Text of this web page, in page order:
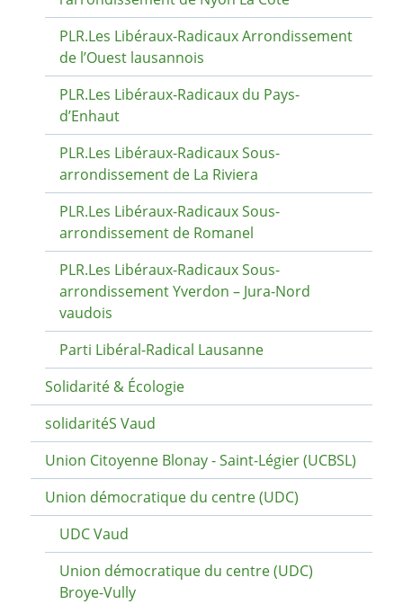
PLR.Les Libéraux-Radicaux Arrondissement
de l’Ouest lausannois
PLR.Les Libéraux-Radicaux du Pays-
d’Enhaut
PLR.Les Libéraux-Radicaux Sous-
arrondissement de La Riviera
PLR.Les Libéraux-Radicaux Sous-
arrondissement de Romanel
PLR.Les Libéraux-Radicaux Sous-
arrondissement Yverdon – Jura-Nord
vaudois
Parti Libéral-Radical Lausanne
Solidarité & Écologie
solidaritéS Vaud
Union Citoyenne Blonay - Saint-Légier (UCBSL)
Union démocratique du centre (UDC)
UDC Vaud
Union démocratique du centre (UDC)
Broye-Vully